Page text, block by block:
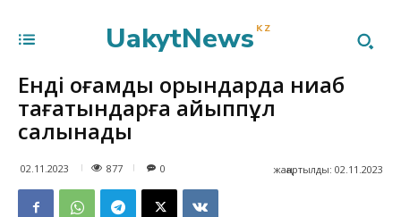
UakytNews KZ
Енді қоғамдық орындарда ниқаб
тағатындарға айыппұл
салынады
02.11.2023 877 жаңартылды: 02.11.2023
0